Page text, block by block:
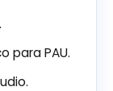
para PAU.